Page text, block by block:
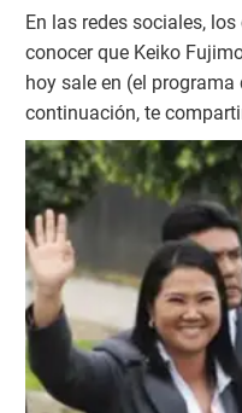
En las redes sociales,
conocer que Keiko
hoy sale en (el programa
continuación, te